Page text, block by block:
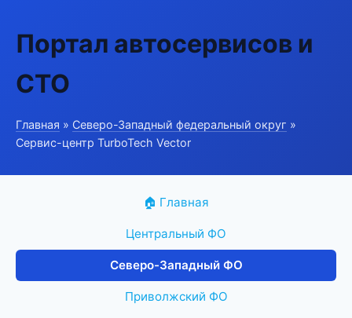
Портал автосервисов и
СТО
Главная » Северо-Западный федеральный округ »
Сервис-центр TurboTech Vector
🏠 Главная
Центральный ФО
Северо-Западный ФО
Приволжский ФО